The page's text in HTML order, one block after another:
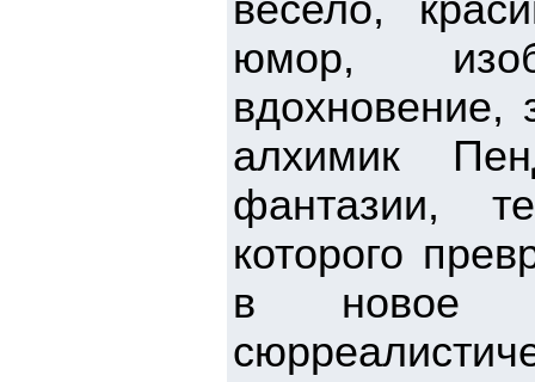
весело,
юмор,
алхимик
фантазии,
которого
в новое